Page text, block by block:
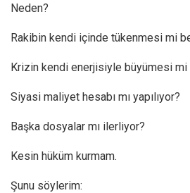
Neden?
Rakibin kendi içinde tükenmesi mi
Krizin kendi enerjisiyle büyümesi
Siyasi maliyet hesabı mı yapılıyor?
Başka dosyalar mı ilerliyor?
Kesin hüküm kurmam.
Şunu söylerim: